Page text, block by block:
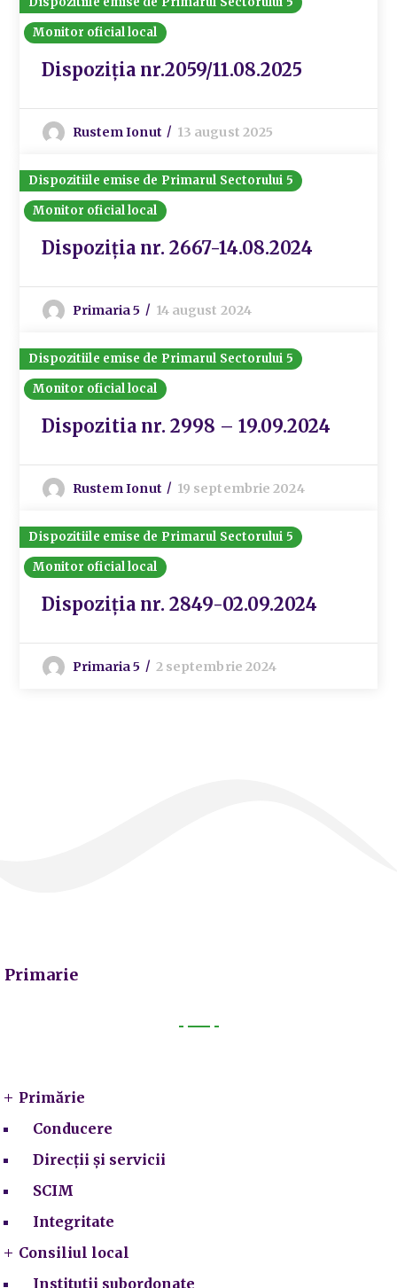
Monitor oficial local
Dispoziția nr.2059/11.08.2025
Rustem Ionut 13 august 2025
Dispozitiile emise de Primarul Sectorului 5
Monitor oficial local
Dispoziția nr. 2667-14.08.2024
Primaria 5 14 august 2024
Dispozitiile emise de Primarul Sectorului 5
Monitor oficial local
Dispozitia nr. 2998 – 19.09.2024
Rustem Ionut 19 septembrie 2024
Dispozitiile emise de Primarul Sectorului 5
Monitor oficial local
Dispoziția nr. 2849-02.09.2024
Primaria 5 2 septembrie 2024
Primarie
Primărie
Conducere
Direcții și servicii
SCIM
Integritate
Consiliul local
Institutii subordonate